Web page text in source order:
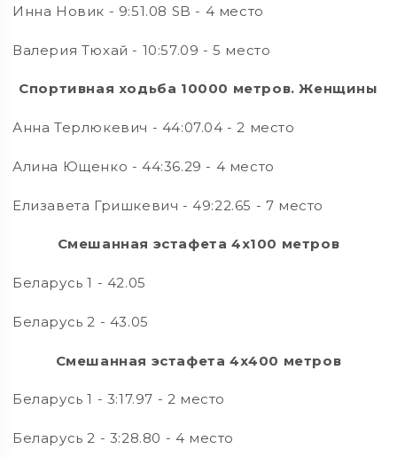
Инна Новик - 9:51.08 SB - 4 место
Валерия Тюхай - 10:57.09 - 5 место
Спортивная ходьба 10000 метров. Женщины
Анна Терлюкевич - 44:07.04 - 2 место
Алина Ющенко - 44:36.29 - 4 место
Елизавета Гришкевич - 49:22.65 - 7 место
Смешанная эстафета 4х100 метров
Беларусь 1 - 42.05
Беларусь 2 - 43.05
Смешанная эстафета 4х400 метров
Беларусь 1 - 3:17.97 - 2 место
Беларусь 2 - 3:28.80 - 4 место